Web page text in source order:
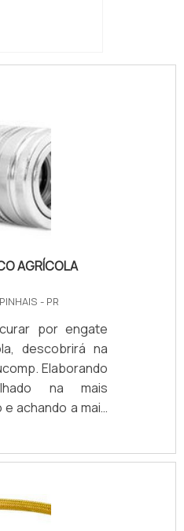
AGRÍCOLA
- PR
por engate
descobrirá na
Elaborando
na mais
achando a mais
o interesse é
agrícola, com
da
de crédito e